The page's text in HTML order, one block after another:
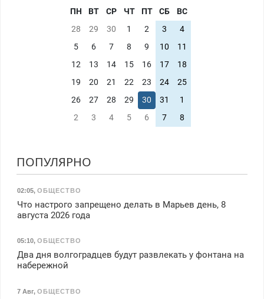
ПН
ВТ СР ЧТ ПТ СБ
ВС
28
29 30 1 2 3
4
5
6 7 8 9 10
11
12
13 14 15 16 17
18
19
20 21 22 23 24
25
26
27 28 29 30 31
1
2
3 4 5 6 7 8
ПОПУЛЯРНО
02:05, ОБЩЕСТВО
Что настрого запрещено делать в Марьев день, 8
августа 2026 года
05:10, ОБЩЕСТВО
Два дня волгоградцев будут развлекать у фонтана на
набережной
7 Авг, ОБЩЕСТВО